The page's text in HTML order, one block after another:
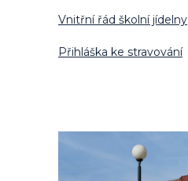
Vnitřní řád školní jídelny
Přihláška ke stravování